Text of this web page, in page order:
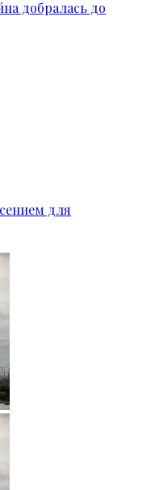
добралась до
для